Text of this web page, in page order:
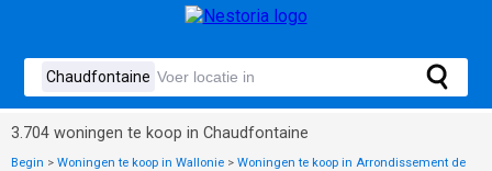
3.704 woningen te koop in Chaudfontaine
Begin > Woningen te koop in Wallonie > Woningen te koop in Arrondissement de